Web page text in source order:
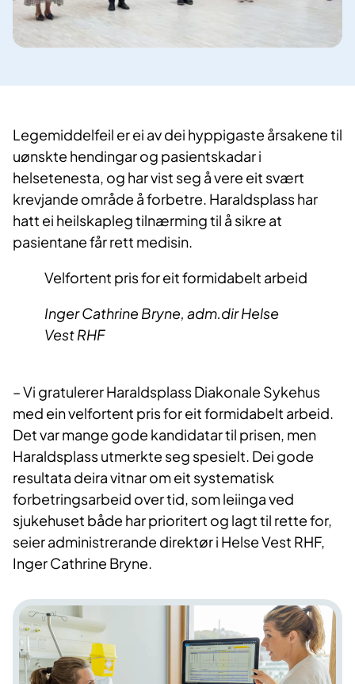
​​Legemiddelfeil er ei av dei hyppigaste årsakene til
uønskte hendingar og pasientskadar i
helsetenesta, og har vist seg å vere eit svært
krevjande område å forbetre. Haraldsplass har
hatt ei heilskapleg tilnærming til å sikre at
pasientane får rett medisin.
Velfortent pris for eit formidabelt arbeid
Inger Cathrine Bryne, adm.dir Helse
Vest RHF
– Vi gratulerer Haraldsplass Diakonale Sykehus
med ein velfortent pris for eit formidabelt arbeid.
Det var mange gode kandidatar til prisen, men
Haraldsplass utmerkte seg spesielt. Dei gode
resultata deira vitnar om eit systematisk
forbetringsarbeid over tid, som leiinga ved
sjukehuset både har prioritert og lagt til rette for,
seier administrerande direktør i Helse Vest RHF,
Inger Cathrine Bryne.